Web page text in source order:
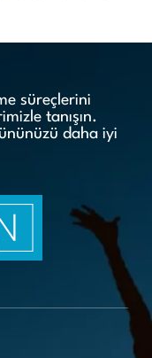
süreçlerini
tanışın.
daha iyi